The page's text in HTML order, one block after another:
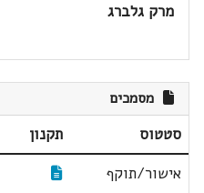
מרק גלברג
מסמכים
סטטוס תקנון
אישור/תוקף